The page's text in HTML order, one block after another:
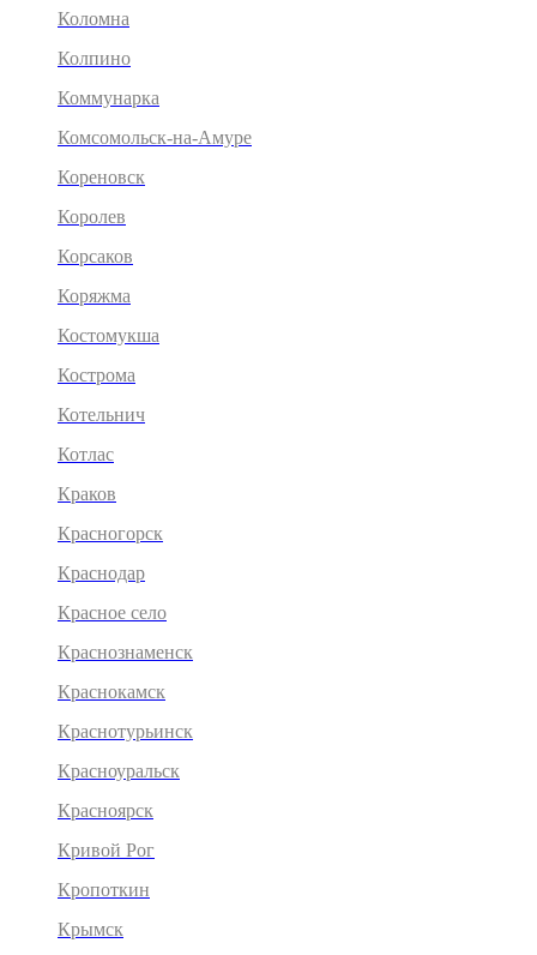
Коломна
Колпино
Коммунарка
Комсомольск-на-Амуре
Кореновск
Королев
Корсаков
Коряжма
Костомукша
Кострома
Котельнич
Котлас
Краков
Красногорск
Краснодар
Красное село
Краснознаменск
Краснокамск
Краснотурьинск
Красноуральск
Красноярск
Кривой Рог
Кропоткин
Крымск